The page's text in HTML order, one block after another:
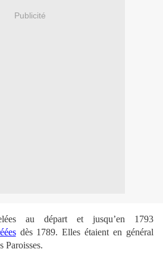
Publicité
au départ et jusqu’en 1793
dès 1789. Elles étaient en général
Paroisses.